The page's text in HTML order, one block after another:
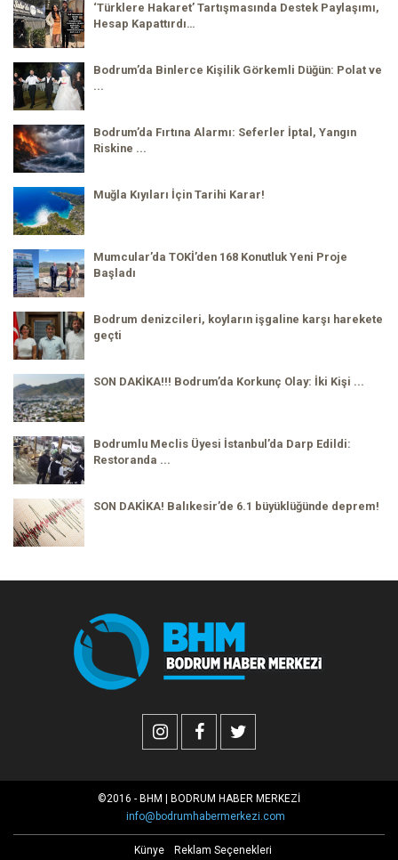
‘Türklere Hakaret’ Tartışmasında Destek Paylaşımı,
Hesap Kapattırdı…
Bodrum’da Binlerce Kişilik Görkemli Düğün: Polat ve
...
Bodrum’da Fırtına Alarmı: Seferler İptal, Yangın
Riskine ...
Muğla Kıyıları İçin Tarihi Karar!
Mumcular’da TOKİ’den 168 Konutluk Yeni Proje
Başladı
Bodrum denizcileri, koyların işgaline karşı harekete
geçti
SON DAKİKA!!! Bodrum’da Korkunç Olay: İki Kişi ...
Bodrumlu Meclis Üyesi İstanbul’da Darp Edildi:
Restoranda ...
SON DAKİKA! Balıkesir’de 6.1 büyüklüğünde deprem!
©2016 - BHM | BODRUM HABER MERKEZİ
info@bodrumhabermerkezi.com
Künye Reklam Seçenekleri